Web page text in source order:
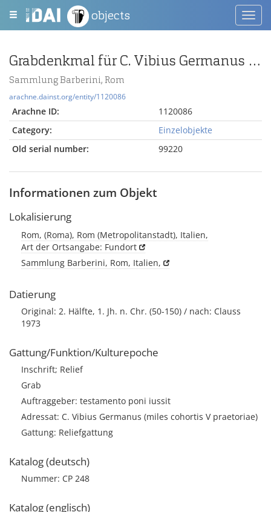
objects
Grabdenkmal für C. Vibius Germanus (miles cohortis V praetoriae)
Sammlung Barberini, Rom
arachne.dainst.org/entity/1120086
Arachne ID:
1120086
Category:
Einzelobjekte
Old serial number:
99220
Informationen zum Objekt
Lokalisierung
Rom, (Roma), Rom (Metropolitanstadt), Italien,
Art der Ortsangabe: Fundort
Sammlung Barberini, Rom, Italien,
Datierung
Original: 2. Hälfte, 1. Jh. n. Chr. (50-150) / nach: Clauss
1973
Gattung/Funktion/Kulturepoche
Inschrift; Relief
Grab
Auftraggeber: testamento poni iussit
Adressat: C. Vibius Germanus (miles cohortis V praetoriae)
Gattung: Reliefgattung
Katalog (deutsch)
Nummer: CP 248
Katalog (englisch)